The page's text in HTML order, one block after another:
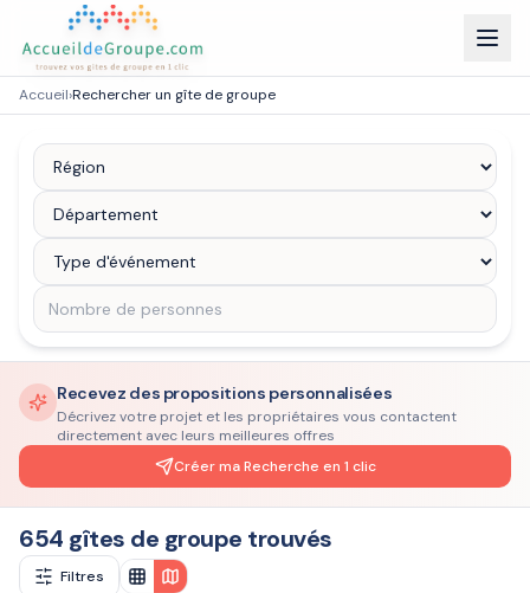
Accueil›Rechercher un gîte de groupe
Recevez des propositions personnalisées
Décrivez votre projet et les propriétaires vous contactent
directement avec leurs meilleures offres
Créer ma Recherche en 1 clic
654 gîtes de groupe trouvés
Filtres